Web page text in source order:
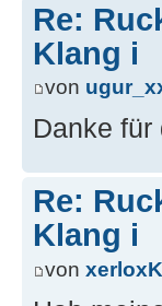
Re:
Klang i
von
Danke
Re:
Klang i
von